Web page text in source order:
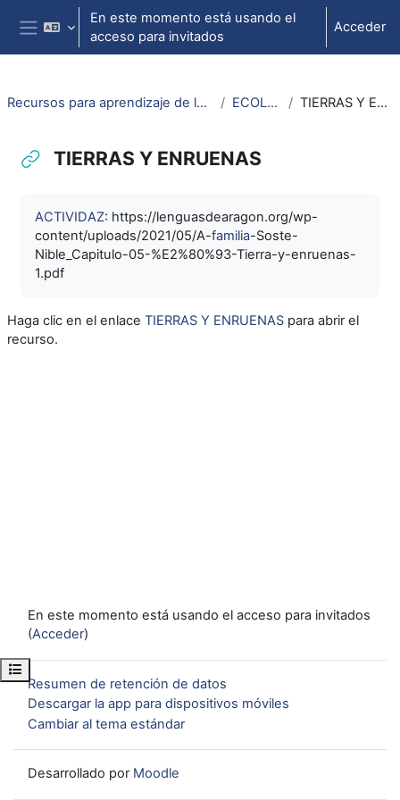
Salta al contenido principal
Panel lateral
En este momento está usando el
acceso para invitados
Acceder
Abrir índice del curso
Recursos para aprendizaje de lengua aragonesa ECOLOCHÍA TIERRAS Y ENRUENAS
TIERRAS Y ENRUENAS
ACTIVIDAZ: https://lenguasdearagon.org/wp-
content/uploads/2021/05/A-familia-Soste-
Nible_Capitulo-05-%E2%80%93-Tierra-y-enruenas-
1.pdf
Haga clic en el enlace TIERRAS Y ENRUENAS para abrir el
recurso.
En este momento está usando el acceso para invitados
(Acceder)
Resumen de retención de datos
Descargar la app para dispositivos móviles
Cambiar al tema estándar
Desarrollado por Moodle